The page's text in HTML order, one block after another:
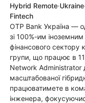
Hybrid Remote·Ukraine·
Fintech
OTP Bank Україна —
зі 100%-им
фінансового сектору
групи, що працює в
Network Administrator
масштабованої
працюватимете в
інженера,